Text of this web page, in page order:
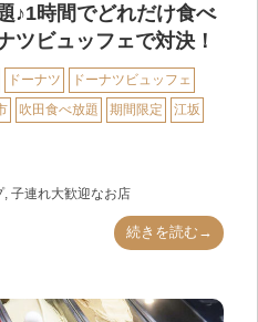
♪1時間でどれだけ食べ
ツビュッフェで対決！
ドーナツ
ドーナツビュッフェ
吹田食べ放題 期間限定
江坂
, 子連れ大歓迎なお店
続きを読む→